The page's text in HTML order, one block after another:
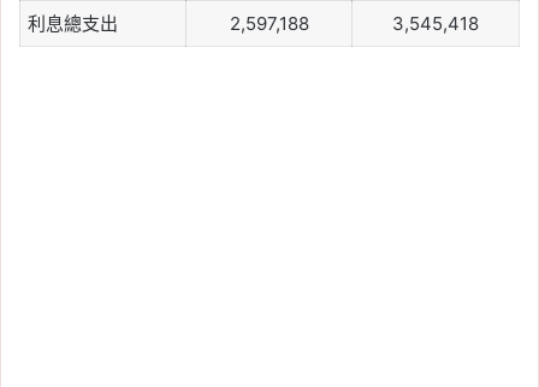
利息總支出 2,597,188 3,545,418